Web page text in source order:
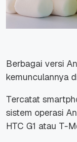
Berbagai versi
kemunculannya
Tercatat
sistem operasi
HTC G1 atau T-